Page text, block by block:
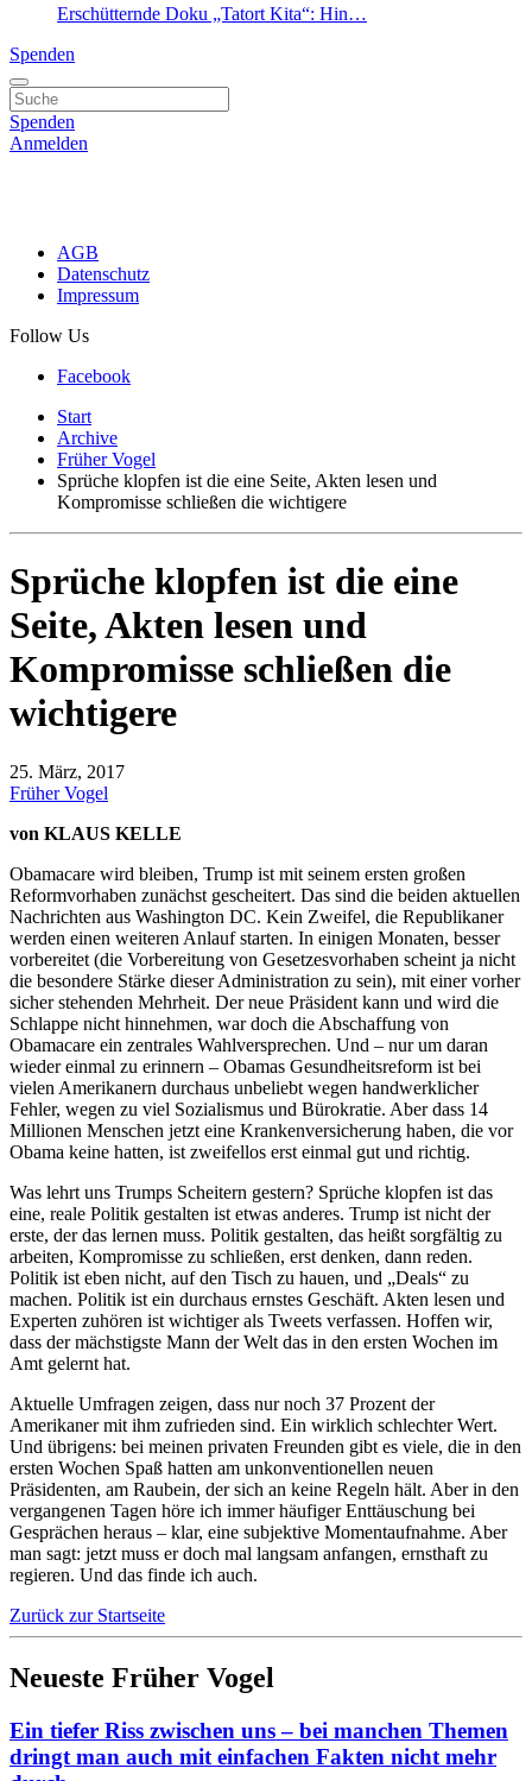
Erschütternde Doku „Tatort Kita“: Hin…
Spenden
Spenden
Anmelden
AGB
Datenschutz
Impressum
Follow Us
Facebook
Start
Archive
Früher Vogel
Sprüche klopfen ist die eine Seite, Akten lesen und
Kompromisse schließen die wichtigere
Sprüche klopfen ist die eine
Seite, Akten lesen und
Kompromisse schließen die
wichtigere
25. März, 2017
Früher Vogel
von KLAUS KELLE
Obamacare wird bleiben, Trump ist mit seinem ersten großen
Reformvorhaben zunächst gescheitert. Das sind die beiden aktuellen
Nachrichten aus Washington DC. Kein Zweifel, die Republikaner
werden einen weiteren Anlauf starten. In einigen Monaten, besser
vorbereitet (die Vorbereitung von Gesetzesvorhaben scheint ja nicht
die besondere Stärke dieser Administration zu sein), mit einer vorher
sicher stehenden Mehrheit. Der neue Präsident kann und wird die
Schlappe nicht hinnehmen, war doch die Abschaffung von
Obamacare ein zentrales Wahlversprechen. Und – nur um daran
wieder einmal zu erinnern – Obamas Gesundheitsreform ist bei
vielen Amerikanern durchaus unbeliebt wegen handwerklicher
Fehler, wegen zu viel Sozialismus und Bürokratie. Aber dass 14
Millionen Menschen jetzt eine Krankenversicherung haben, die vor
Obama keine hatten, ist zweifellos erst einmal gut und richtig.
Was lehrt uns Trumps Scheitern gestern? Sprüche klopfen ist das
eine, reale Politik gestalten ist etwas anderes. Trump ist nicht der
erste, der das lernen muss. Politik gestalten, das heißt sorgfältig zu
arbeiten, Kompromisse zu schließen, erst denken, dann reden.
Politik ist eben nicht, auf den Tisch zu hauen, und „Deals“ zu
machen. Politik ist ein durchaus ernstes Geschäft. Akten lesen und
Experten zuhören ist wichtiger als Tweets verfassen. Hoffen wir,
dass der mächstigste Mann der Welt das in den ersten Wochen im
Amt gelernt hat.
Aktuelle Umfragen zeigen, dass nur noch 37 Prozent der
Amerikaner mit ihm zufrieden sind. Ein wirklich schlechter Wert.
Und übrigens: bei meinen privaten Freunden gibt es viele, die in den
ersten Wochen Spaß hatten am unkonventionellen neuen
Präsidenten, am Raubein, der sich an keine Regeln hält. Aber in den
vergangenen Tagen höre ich immer häufiger Enttäuschung bei
Gesprächen heraus – klar, eine subjektive Momentaufnahme. Aber
man sagt: jetzt muss er doch mal langsam anfangen, ernsthaft zu
regieren. Und das finde ich auch.
Zurück zur Startseite
Neueste Früher Vogel
Ein tiefer Riss zwischen uns – bei manchen Themen
dringt man auch mit einfachen Fakten nicht mehr